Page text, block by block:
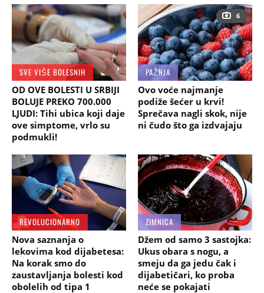
SVE VIŠE BOLESNIH
OD OVE BOLESTI U SRBIJI
BOLUJE PREKO 700.000
LJUDI: Tihi ubica koji daje
ove simptome, vrlo su
podmukli!
6
PAŽNJA
Ovo voće najmanje
podiže šećer u krvi!
Sprečava nagli skok, nije
ni čudo što ga izdvajaju
REVOLUCIONARNO
Nova saznanja o
lekovima kod dijabetesa:
Na korak smo do
zaustavljanja bolesti kod
obolelih od tipa 1
ZIMNICA
Džem od samo 3 sastojka:
Ukus obara s nogu, a
smeju da ga jedu čak i
dijabetičari, ko proba
neće se pokajati